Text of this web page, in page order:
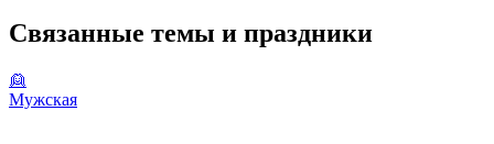
Связанные темы и праздники
👱
Мужская